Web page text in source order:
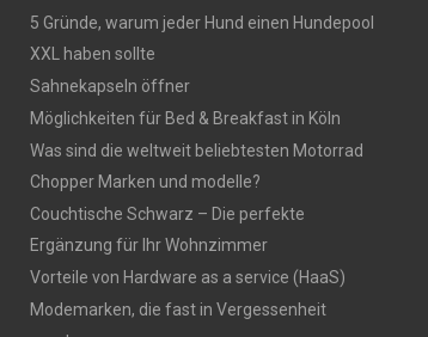
5 Gründe, warum jeder Hund einen Hundepool
XXL haben sollte
Sahnekapseln öffner
Möglichkeiten für Bed & Breakfast in Köln
Was sind die weltweit beliebtesten Motorrad
Chopper Marken und modelle?
Couchtische Schwarz – Die perfekte
Ergänzung für Ihr Wohnzimmer
Vorteile von Hardware as a service (HaaS)
Modemarken, die fast in Vergessenheit